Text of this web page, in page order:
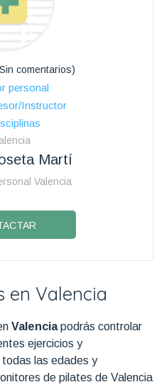
comentarios)
personal
Instructor
Martí
Valencia
en Valencia
Valenciapodrás controlar
ejercicios y
las edades y
de pilates de Valencia